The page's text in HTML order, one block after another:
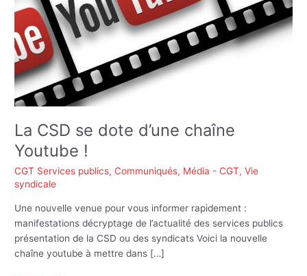
La CSD se dote d’une chaîne
Youtube !
CGT Services publics,Communiqués, Média - CGT,Vie
syndicale
Une nouvelle venue pour vous informer rapidement :
manifestations décryptage de l’actualité des services publics
présentation de la CSD ou des syndicats Voici la nouvelle
chaîne youtube à mettre dans […]